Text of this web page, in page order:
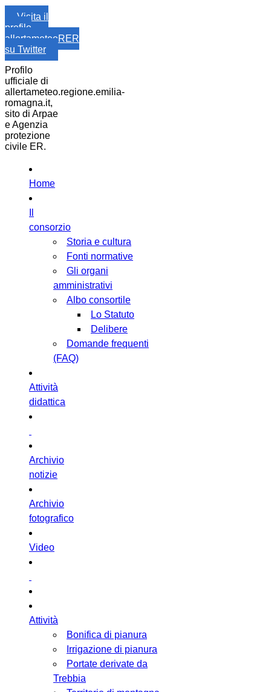
Visita il
profilo
allertameteoRER
su Twitter
Profilo
ufficiale di
allertameteo.regione.emilia-
romagna.it,
sito di Arpae
e Agenzia
protezione
civile ER.
Home
consorzio
Storia e cultura
Fonti normative
Gli organi
amministrativi
Albo consortile
Lo Statuto
Delibere
Domande frequenti
(FAQ)
Attività
didattica
Archivio
notizie
Archivio
fotografico
Video
Attività
Bonifica di pianura
Irrigazione di pianura
Portate derivate da
Trebbia